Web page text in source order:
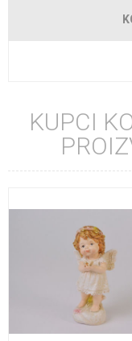
KUPCI